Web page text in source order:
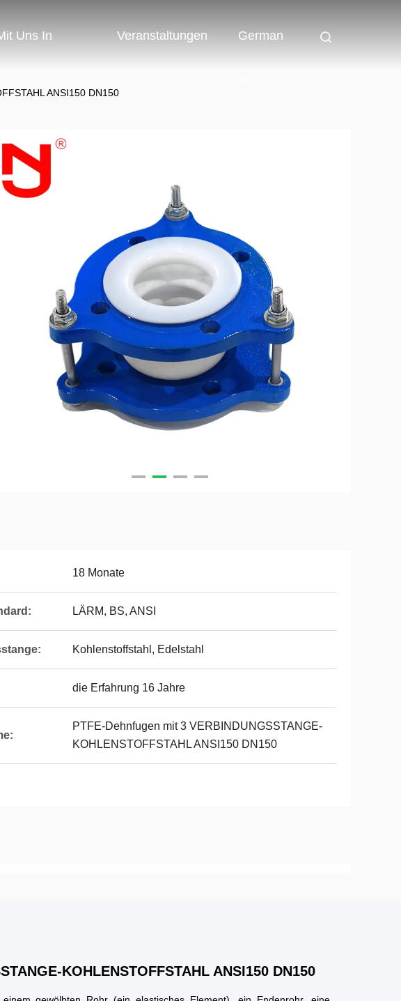
Uns In Veranstaltungen German
ANSI150 DN150
18 Monate
LÄRM, BS, ANSI
Kohlenstoffstahl, Edelstahl
die Erfahrung 16 Jahre
PTFE-Dehnfugen mit 3 VERBINDUNGSSTANGE-
KOHLENSTOFFSTAHL ANSI150 DN150
KOHLENSTOFFSTAHL ANSI150 DN150